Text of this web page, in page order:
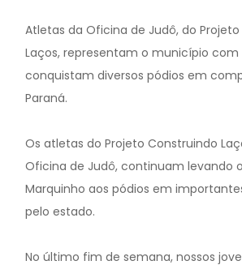
Atletas da Oficina de Judô, do
Laços, representam o município com
conquistam diversos pódios em
Paraná.
Os atletas do Projeto Construindo
Oficina de Judô, continuam levando
Marquinho aos pódios em
pelo estado.
No último fim de semana, nossos